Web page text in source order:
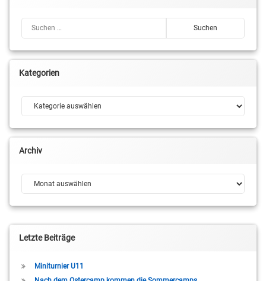
Kategorien
Kategorien
Archiv
Archiv
Letzte Beiträge
Miniturnier U11